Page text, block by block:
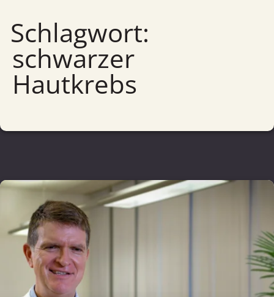
Schlagwort:
schwarzer
Hautkrebs